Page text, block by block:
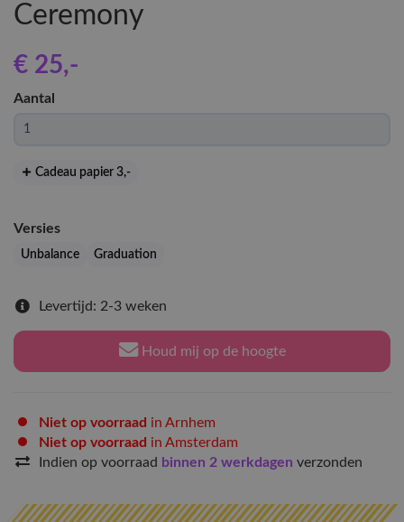
Ceremony
€ 25,-
Aantal
Cadeau papier 3,-
Versies
Unbalance Graduation
Levertijd: 2-3 weken
Houd mij op de hoogte
Niet op voorraad in Arnhem
Niet op voorraad in Amsterdam
Indien op voorraad binnen 2 werkdagen verzonden